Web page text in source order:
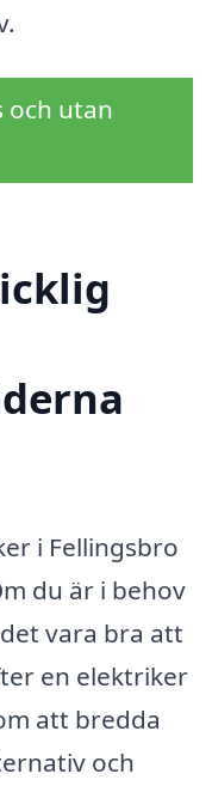
och utan
i Fellingsbro
du är i behov
vara bra att
en elektriker
att bredda
och